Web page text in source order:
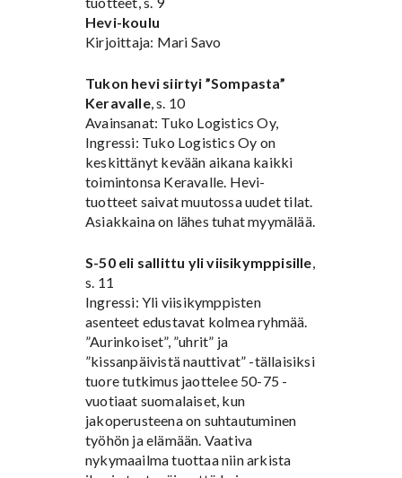
Hevi-koulu
Kirjoittaja: Mari Savo
Tukon hevi siirtyi ”Sompasta”
Keravalle, s. 10
Avainsanat: Tuko Logistics Oy,
Ingressi: Tuko Logistics Oy on
keskittänyt kevään aikana kaikki
toimintonsa Keravalle. Hevi-
tuotteet saivat muutossa uudet tilat.
Asiakkaina on lähes tuhat myymälää.
S-50 eli sallittu yli viisikymppisille,
s. 11
Ingressi: Yli viisikymppisten
asenteet edustavat kolmea ryhmää.
”Aurinkoiset”, ”uhrit” ja
”kissanpäivistä nauttivat” -tällaisiksi
tuore tutkimus jaottelee 50-75 -
vuotiaat suomalaiset, kun
jakoperusteena on suhtautuminen
työhön ja elämään. Vaativa
nykymaailma tuottaa niin arkista